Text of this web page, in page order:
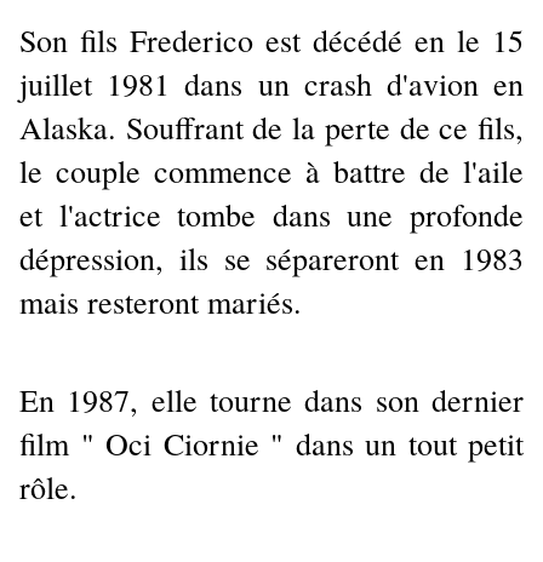
Son fils Frederico est décédé en le 15
juillet 1981 dans un crash d'avion en
Alaska. Souffrant de la perte de ce fils,
le couple commence à battre de l'aile
et l'actrice tombe dans une profonde
dépression, ils se sépareront en 1983
mais resteront mariés.
En 1987, elle tourne dans son dernier
film " Oci Ciornie " dans un tout petit
rôle.